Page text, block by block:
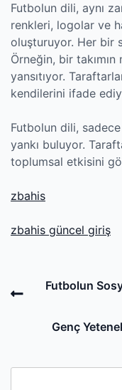
Futbolun dili, aynı
renkleri, logolar ve
oluşturuyor. Her bir
Örneğin, bir takımın
yansıtıyor.
kendilerini ifade
Futbolun dili,
yankı buluyor.
toplumsal etkisini
zbahis
zbahis güncel giriş
PreviousFutbolun
Genç